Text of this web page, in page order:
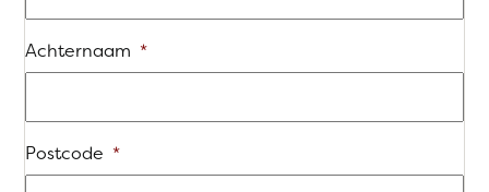
Achternaam *
Postcode *